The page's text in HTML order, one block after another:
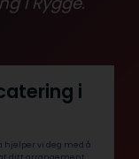
i
hjelper vi deg med å
ditt arrangement.